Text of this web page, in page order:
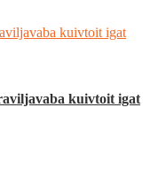
kuivtoit igat